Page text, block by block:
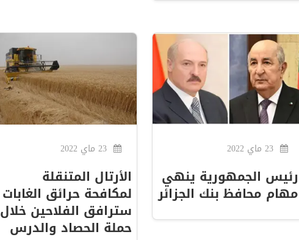
رئيس الجمهورية ينهي
مهام محافظ بنك الجزائر
23 ماي 2022
الأرتال المتنقلة
لمكافحة حرائق الغابات
سترافق الفلاحين خلال
حملة الحصاد والدرس